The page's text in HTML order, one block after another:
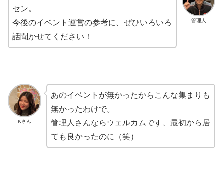
管理人
セン。
今後のイベント運営の参考に、ぜひいろいろ
話聞かせてください！
Kさん
あのイベントが無かったからこんな集まりも
無かったわけで。
管理人さんならウェルカムです、最初から居
ても良かったのに（笑）